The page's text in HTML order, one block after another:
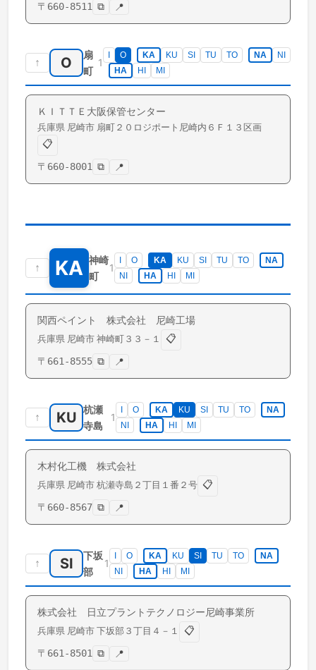
〒 660-8511 ⧉ 📍
↑ O
扇
町
1
O KA KU SI TU TO NA
NI
HA
HI MI
ＫＩＴＴＥ大阪保管センター
兵庫県 尼崎市 扇町 ２０ロジポート尼崎内６Ｆ１３区画
📋
〒 660-8001 ⧉ 📍
↑ KA 神崎
町
1
O KA KU SI TU TO
NA
NI
HA HI MI
関西ペイント 株式会社 尼崎工場
兵庫県 尼崎市 神崎町 ３３－１
📋
〒 661-8555 ⧉ 📍
↑ KU 杭瀬
寺島
1
O KA KU SI TU TO
NA
NI
HA HI MI
木村化工機 株式会社
兵庫県 尼崎市 杭瀬寺島 ２丁目１番２号 📋
〒 660-8567 ⧉ 📍
↑ SI
下坂
部
1
O KA KU SI TU TO
NA
NI
HA HI MI
株式会社 日立プラントテクノロジー尼崎事業所
兵庫県 尼崎市 下坂部 ３丁目４－１
📋
〒 661-8501 ⧉ 📍